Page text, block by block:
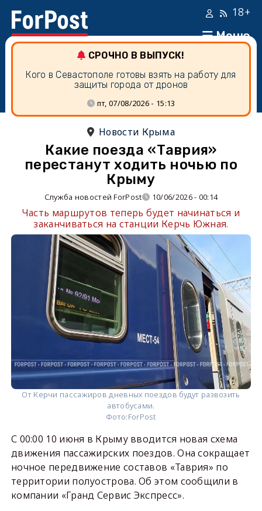
Меню
18+
СРОЧНО В ВЫПУСК!
Кого в Севастополе готовы взять на работу для
защиты города от дронов
пт, 07/08/2026 - 15:13
Новости Крыма
Какие поезда «Таврия»
перестанут ходить ночью по
Крыму
Служба новостей ForPost 10/06/2026 - 00:14
Часть маршрутов теперь будет начинаться и
заканчиваться на станции Керчь Южная.
От Керчи пассажиров дневных поездов будут развозить
автобусами.
Фото:ForPost
С 00:00 10 июня в Крыму вводится новая схема
движения пассажирских поездов. Она сокращает
ночное передвижение составов «Таврия» по
территории полуострова. Об этом сообщили в
компании «Гранд Сервис Экспресс».